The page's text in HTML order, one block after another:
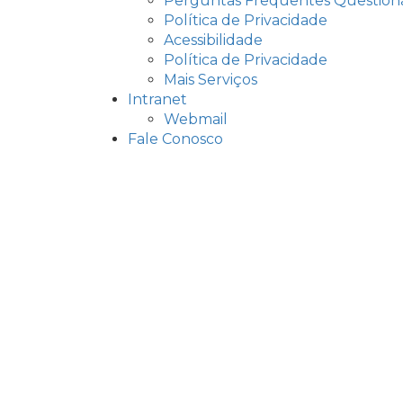
Política de Privacidade
Acessibilidade
Política de Privacidade
Mais Serviços
Intranet
Webmail
Fale Conosco